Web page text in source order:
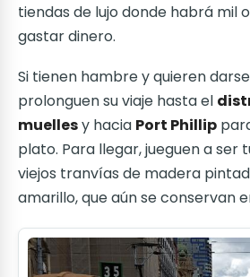
tiendas de lujo donde habrá mil
gastar dinero.
Si tienen hambre y quieren
prolonguen su viaje hasta el
muellesy hacia Port Phillip
plato. Para llegar, jueguen a ser
viejos tranvías de madera
amarillo, que aún se conservan